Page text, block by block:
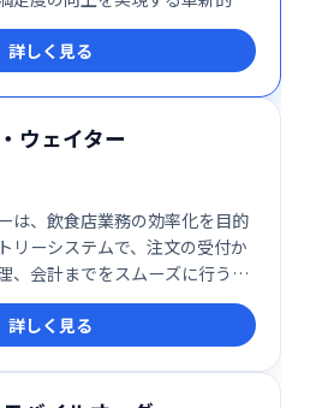
多言語対応やLINE連携機能な
、店舗運営を包括的にサポート
詳しく見る
ウェイター
は、飲食店業務の効率化を目的
リーシステムで、注文の受付か
、会計までをスムーズに行うこ
ースのサービスです。iOSアプ
作で誰でも使えるよう設計され
詳しく見る